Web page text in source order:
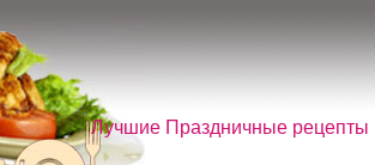
Лучшие Праздничные рецепты